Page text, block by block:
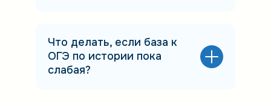
Что делать, если база к
ОГЭ по истории пока
слабая?